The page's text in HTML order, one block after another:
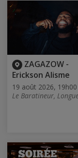
ZAGAZOW -
Erickson Alisme
19 août 2026, 19h00
Le Baratineur,